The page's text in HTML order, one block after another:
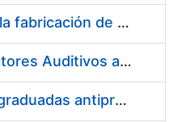
Acuerdo marco para la fabricación de piezas
Suministro de Protectores Auditivos a medida para las personas trabajadoras de los Centros de Trabajo de Madrid y Burgos
Suministro de gafas graduadas antiproyecciones para los trabajadores de la FNMT-RCM en los centros de trabajo de Madrid y Burgos